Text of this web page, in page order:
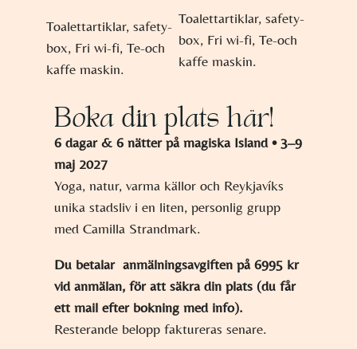
Toalettartiklar, safety-
box, Fri wi-fi, Te-och
kaffe maskin.
Toalettartiklar, safety-
box, Fri wi-fi, Te-och
kaffe maskin.
Boka din plats här!
6 dagar & 6 nätter på magiska Island • 3–9
maj 2027
Yoga, natur, varma källor och Reykjavíks
unika stadsliv i en liten, personlig grupp
med Camilla Strandmark.
Du betalar anmälningsavgiften på 6995 kr
vid anmälan, för att säkra din plats (du får
ett mail efter bokning med info).
Resterande belopp faktureras senare.